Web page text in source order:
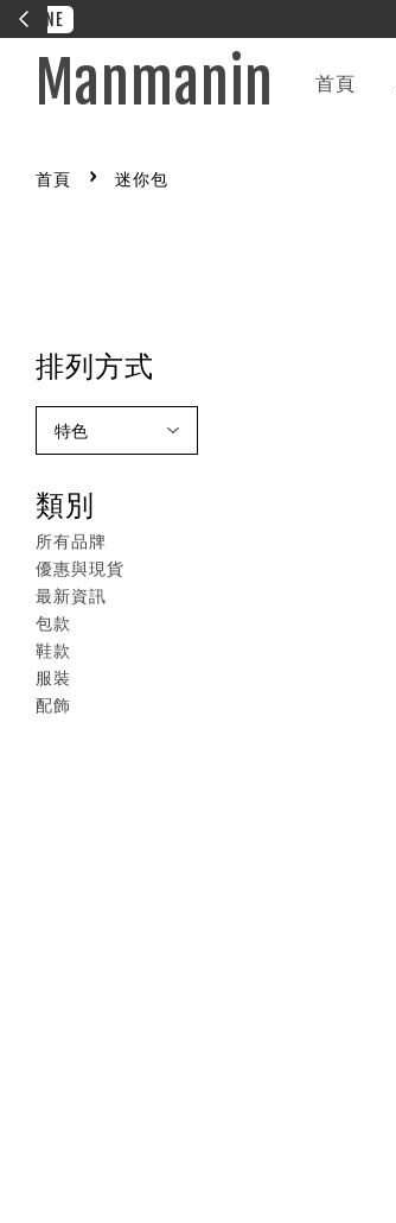
Manmanin 首頁
首頁 › 迷你包
排列方式
類別
所有品牌
優惠與現貨
最新資訊
包款
鞋款
服裝
配飾